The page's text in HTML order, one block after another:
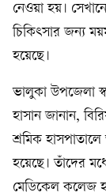
নেওয়া হয়।
চিকিৎসার জন্য
হয়েছে।
ভালুকা উপজেলা
হাসান জানান,
শ্রমিক
হয়েছে। তাঁদের
মেডিকেল কলেজ